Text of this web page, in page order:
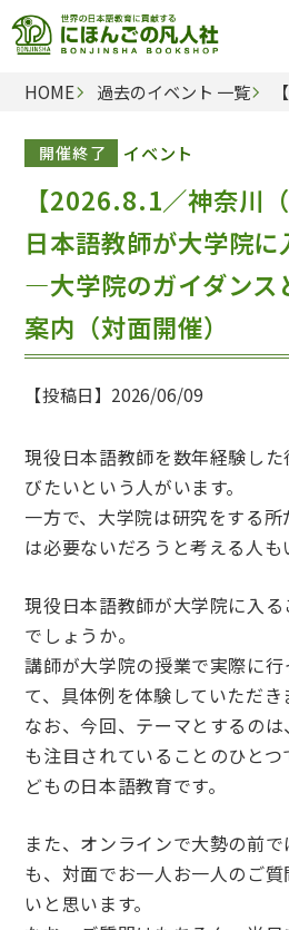
HOME 過去のイベント 一覧
開催終了 イベント
【2026.8.1／神奈川
日本語教師が大学院に
―大学院のガイダン
案内（対面開催）
【投稿日】2026/06/09
現役日本語教師を数年経験し
びたいという人がいます。
一方で、大学院は研究をする
は必要ないだろうと考える人も
現役日本語教師が大学院に入
でしょうか。
講師が大学院の授業で実際に
て、具体例を体験していただき
なお、今回、テーマとするの
も注目されていることのひと
どもの日本語教育です。
また、オンラインで大勢の前
も、対面でお一人お一人のご
いと思います。